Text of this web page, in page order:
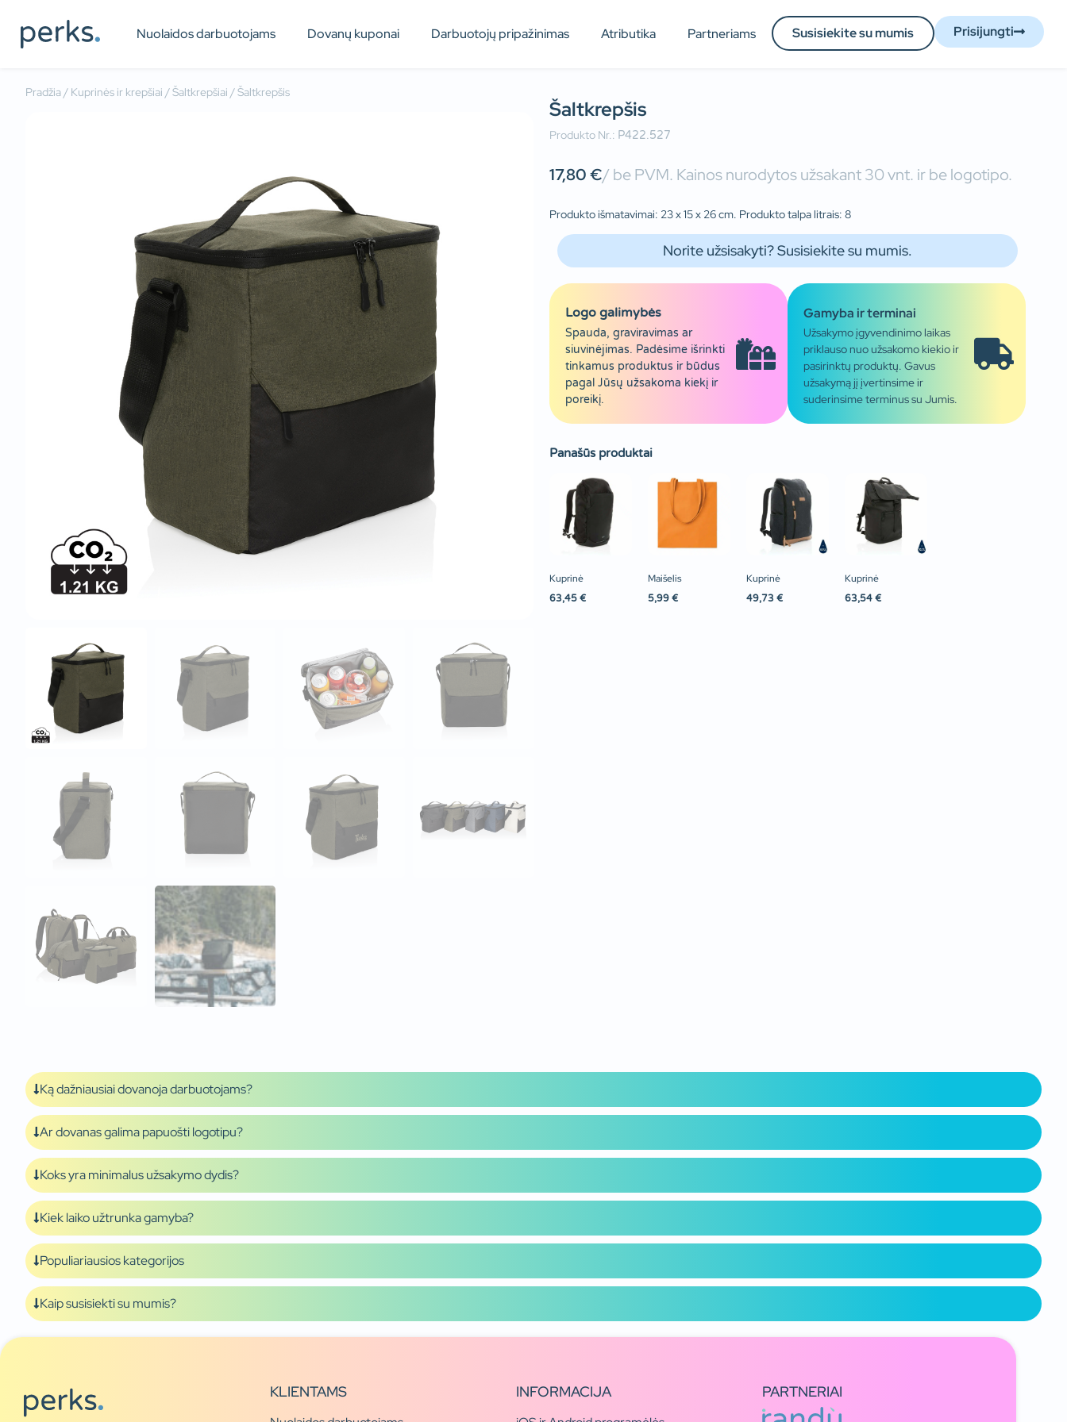
Nuolaidos darbuotojams Dovanų kuponai Darbuotojų pripažinimas Atributika Partneriams Susisiekite su mumis Prisijungti
Pradžia/ Kuprinės ir krepšiai /Šaltkrepšiai / Šaltkrepšis
Šaltkrepšis
Produkto Nr.: P422.527
17,80€/ be PVM. Kainos nurodytos užsakant 30 vnt. ir be logotipo.
Produkto išmatavimai: 23 x 15 x 26 cm. Produkto talpa litrais: 8
Norite užsisakyti? Susisiekite su mumis.
Logo galimybės
Spauda, graviravimas ar
siuvinėjimas. Padėsime išrinkti
tinkamus produktus ir būdus
pagal Jūsų užsakoma kiekį ir
poreikį.
Gamyba ir terminai
Užsakymo įgyvendinimo laikas
priklauso nuo užsakomo kiekio ir
pasirinktų produktų. Gavus
užsakymą jį įvertinsime ir
suderinsime terminus su Jumis.
Panašūs produktai
Kuprinė
63,45 €
Maišelis
5,99 €
Kuprinė
49,73 €
Kuprinė
63,54 €
Ką dažniausiai dovanoja darbuotojams?
Ar dovanas galima papuošti logotipu?
Koks yra minimalus užsakymo dydis?
Kiek laiko užtrunka gamyba?
Populiariausios kategorijos
Kaip susisiekti su mumis?
KLIENTAMS INFORMACIJA PARTNERIAI